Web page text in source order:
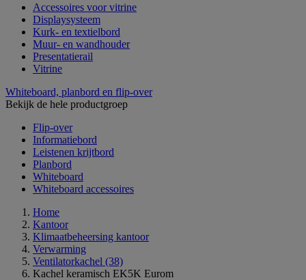
Accessoires voor vitrine
Displaysysteem
Kurk- en textielbord
Muur- en wandhouder
Presentatierail
Vitrine
Whiteboard, planbord en flip-over
Bekijk de hele productgroep
Flip-over
Informatiebord
Leistenen krijtbord
Planbord
Whiteboard
Whiteboard accessoires
Home
Kantoor
Klimaatbeheersing kantoor
Verwarming
Ventilatorkachel (38)
Kachel keramisch EK5K Eurom